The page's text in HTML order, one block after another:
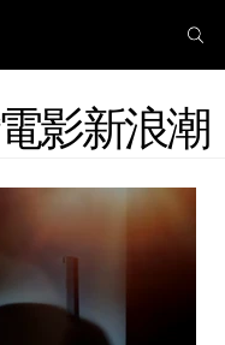
電影新浪潮